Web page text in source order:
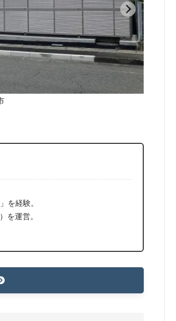
を経験。
）を運営。